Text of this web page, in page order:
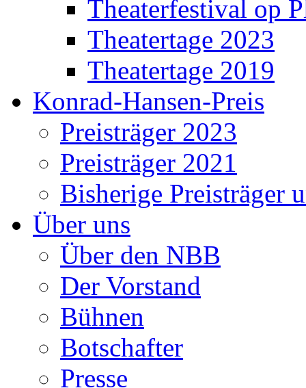
Theaterfestival op
Theatertage 2023
Theatertage 2019
Konrad-Hansen-Preis
Preisträger 2023
Preisträger 2021
Bisherige Preisträger
Über uns
Über den NBB
Der Vorstand
Bühnen
Botschafter
Presse